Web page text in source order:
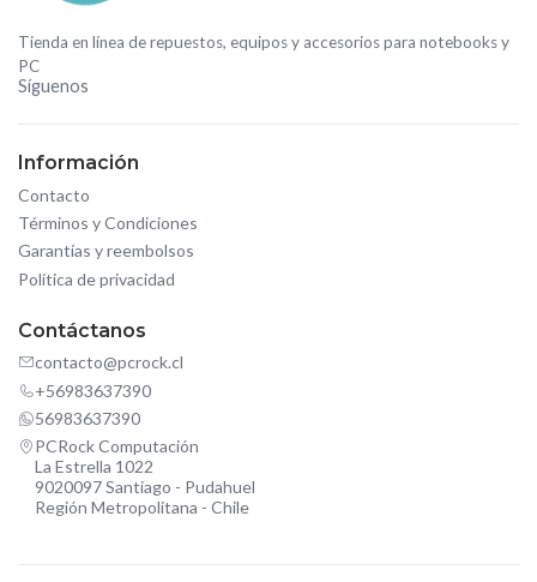
Tienda en línea de repuestos, equipos y accesorios para notebooks y
PC
Síguenos
Información
Contacto
Términos y Condiciones
Garantías y reembolsos
Política de privacidad
Contáctanos
contacto@pcrock.cl
+56983637390
56983637390
PCRock Computación
La Estrella 1022
9020097 Santiago - Pudahuel
Región Metropolitana - Chile